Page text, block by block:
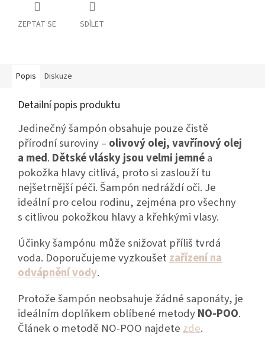
ZEPTAT SE SDÍLET
Popis Diskuze
Detailní popis produktu
Jedinečný šampón obsahuje pouze čistě
přírodní suroviny – olivovýolej, vavřínový olej
a med. Dětské vlásky jsou velmi jemnéa
pokožka hlavy citlivá, proto si zaslouží tu
nejšetrnější péči. Šampón nedráždí oči. Je
ideální pro celou rodinu, zejména pro všechny
s citlivou pokožkou hlavy a křehkými vlasy.
Účinky šampónu může snižovat příliš tvrdá
voda. Doporučujeme vyzkoušetzařízení na
odvápnění vody.
Protože šampón neobsahuje žádné saponáty, je
ideálním doplňkem oblíbené metodyNO-POO.
Článek o metodě NO-POO najdete zde.